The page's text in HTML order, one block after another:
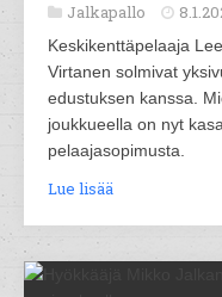
Jalkapallo
Keskikenttäpelaaja
Virtanen solmivat
edustuksen kanssa.
joukkueella on nyt
pelaajasopimusta.
Lue lisää